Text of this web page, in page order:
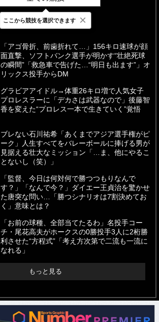
最新 24時間 週間
「アゴ骨折、前歯折れて…」156キロ速球が顔
面直撃、ソフトバンク選手が明かす“壮絶死球
の瞬間”「救急車で告げた…“明日も出ます”」オ
リックス投手からDM
グラビアアイドル→体重26キロ増で人気女子
プロレスラーに「デカさは武器なので」後藤智
香を変えた“プロレス一本で生きていく”覚悟
ブレない石川祐希「あくまでアジア選手権がピ
ーク」人生すべてをバレーボールに捧げる男が
見据える壮大なミッション「…ま、他にやるこ
とないし（笑）」
「監督、今日は何対何で勝つつもりなんで
す？」「なんで今？」ダイエー王貞治を驚かせ
た唐突な問い…「勝つシナリオは7割決めてお
く」意味とは？
「お前の球種、全部当てたるわ」名投手コー
チ・尾花高夫がホークスの0勝投手3人に2桁勝
利させた“方程式”「考え方次第で二流も一流に
なれる」
もっと見る
ここから競技を選択できます ×